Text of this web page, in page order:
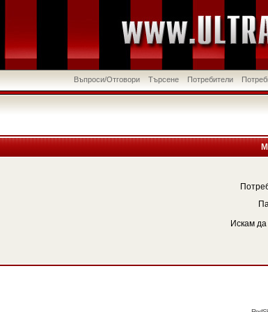
Въпроси/Отговори Търсене Потребители
Искам